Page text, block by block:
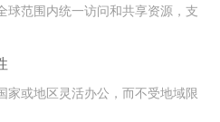
球范围内统一访问和共享资源，支
家或地区灵活办公，而不受地域限